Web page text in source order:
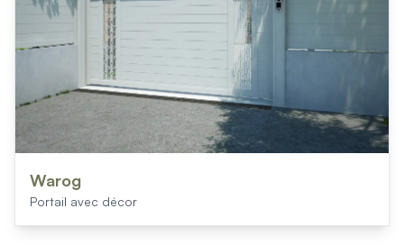
Warog
Portail avec décor